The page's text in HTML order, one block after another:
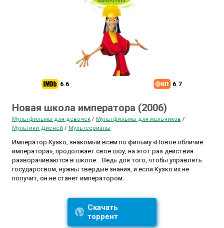
6.6 6.7
Новая школа императора (2006)
Мультфильмы для девочек / Мультфильмы для мальчиков /
Мультики Дисней / Мультсериалы
Император Кузко, знакомый всем по фильму «Новое обличие
императора», продолжает свое шоу, на этот раз действия
разворачиваются в школе... Ведь для того, чтобы управлять
государством, нужны твердые знания, и если Кузко их не
получит, он не станет императором.
Скачать
торрент